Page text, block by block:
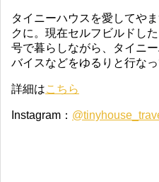
タイニーハウスを愛してや
クに。現在セルフビルドし
号で暮らしながら、タイニ
バイスなどをゆるりと行なっ
詳細はこちら
Instagram：